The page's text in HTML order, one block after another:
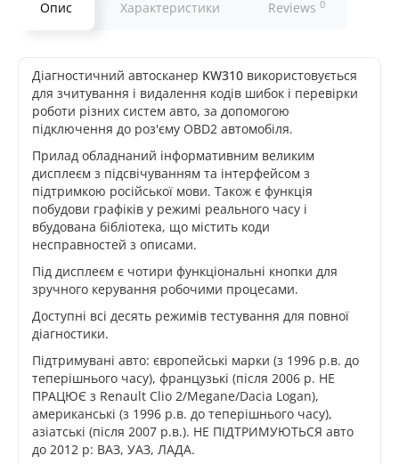
Опис Характеристики Reviews 0
Діагностичний автосканер KW310 використовується
для зчитування і видалення кодів шибок і перевірки
роботи різних систем авто, за допомогою
підключення до роз'єму OBD2 автомобіля.
Прилад обладнаний інформативним великим
дисплеєм з підсвічуванням та інтерфейсом з
підтримкою російської мови. Також є функція
побудови графіків у режимі реального часу і
вбудована бібліотека, що містить коди
несправностей з описами.
Під дисплеєм є чотири функціональні кнопки для
зручного керування робочими процесами.
Доступні всі десять режимів тестування для повної
діагностики.
Підтримувані авто: європейські марки (з 1996 р.в. до
теперішнього часу), французькі (після 2006 р. НЕ
ПРАЦЮЄ з Renault Clio 2/Megane/Dacia Logan),
американські (з 1996 р.в. до теперішнього часу),
азіатські (після 2007 р.в.). НЕ ПІДТРИМУЮТЬСЯ авто
до 2012 р: ВАЗ, УАЗ, ЛАДА.